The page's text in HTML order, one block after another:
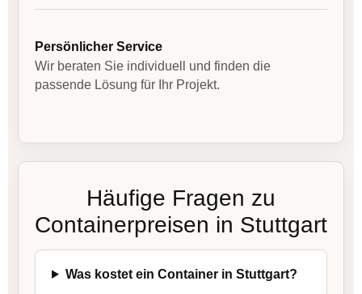
Persönlicher Service
Wir beraten Sie individuell und finden die
passende Lösung für Ihr Projekt.
Häufige Fragen zu
Containerpreisen in Stuttgart
Was kostet ein Container in Stuttgart?